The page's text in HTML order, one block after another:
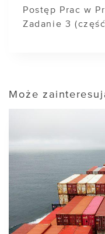
Postęp Prac w
Zadanie 3
Może